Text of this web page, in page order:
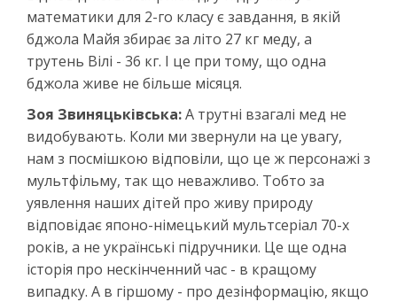
математики для 2-го класу є завдання, в якій
бджола Майя збирає за літо 27 кг меду, а
трутень Вілі - 36 кг. І це при тому, що одна
бджола живе не більше місяця.
Зоя Звиняцьківська:А трутні взагалі мед не
видобувають. Коли ми звернули на це увагу,
нам з посмішкою відповіли, що це ж персонажі з
мультфільму, так що неважливо. Тобто за
уявлення наших дітей про живу природу
відповідає японо-німецький мультсеріал 70-х
років, а не українські підручники. Це ще одна
історія про нескінченний час - в кращому
випадку. А в гіршому - про дезінформацію, якщо